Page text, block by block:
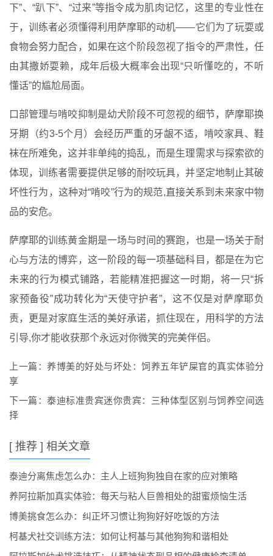
下”、“趴下”、“过来”等指令成为肌肉记忆，这里的专业性在
于，训练者必须懂得利用萨摩耶的动机——它们为了玩耍或
食物会努力配合，如果在这个阶段忽视了指令的严肃性，任
由其撒娇耍赖，成年后极大概率会出现“只听懂吃的，不听
懂话”的尴尬局面。
口部管理与啃咬抑制是幼犬阶段不可忽视的细节，萨摩耶换
牙期（约3-5个月）会经历严重的牙龈不适，啃咬家具、鞋
袜在所难免，这并非单纯的捣乱，而是生理需求与探索欲的
体现，训练者需要提供足够的耐咬玩具，并坚定地制止其破
坏性行为，这种对“啃咬”行为的规范,直接关系到未来家中物
品的安危。
萨摩耶的训练黄金期是一场与时间的赛跑，也是一场关于耐
心与方法的博弈，这一阶段的每一项基础科目，都是在为它
未来的行为模式铺路，若能精准把握这一时期，将一只“拆
家预备役”成功转化为“天使守护者”，这不仅是对萨摩耶负
责，更是对家庭生活的美好承诺，抓住现在，用科学的方法
引导,你才能收获那个永远对你微笑的完美伴侣。
上一篇： 养博美的好处与坏处：饲养五年铲屎官的真实体验分
享
下一篇： 泰迪标准贵宾迷你贵宾：三种体型区别与饲养空间选
择
[ 推荐 ] 相关文章
泰迪分离焦虑怎么办：主人上班狗狗独自在家的应对策略
养阿拉斯加真实体验：每天与粘人巨兽相处的甜蜜烦恼生活
博美挑食怎么办：纠正坏习惯让狗狗好好吃饭的方法
柯基犬社交训练方法：如何让柯基与其他狗狗和谐相处